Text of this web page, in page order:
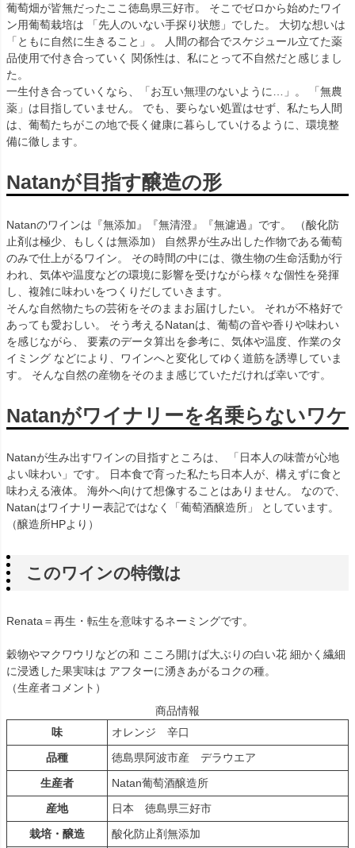
葡萄畑が皆無だったここ徳島県三好市。 そこでゼロから始めたワイ
ン用葡萄栽培は 「先人のいない手探り状態」でした。 大切な想いは
「ともに自然に生きること」。 人間の都合でスケジュール立てた薬
品使用で付き合っていく 関係性は、私にとって不自然だと感じまし
た。
一生付き合っていくなら、「お互い無理のないように…」。 「無農
薬」は目指していません。 でも、要らない処置はせず、私たち人間
は、葡萄たちがこの地で長く健康に暮らしていけるように、環境整
備に徹します。
Natanが目指す醸造の形
Natanのワインは『無添加』『無清澄』『無濾過』です。 （酸化防
止剤は極少、もしくは無添加） 自然界が生み出した作物である葡萄
のみで仕上がるワイン。 その時間の中には、微生物の生命活動が行
われ、気体や温度などの環境に影響を受けながら様々な個性を発揮
し、複雑に味わいをつくりだしていきます。
そんな自然物たちの芸術をそのままお届けしたい。 それが不格好で
あっても愛おしい。 そう考えるNatanは、葡萄の音や香りや味わい
を感じながら、 要素のデータ算出を参考に、気体や温度、作業のタ
イミング などにより、ワインへと変化してゆく道筋を誘導していま
す。 そんな自然の産物をそのまま感じていただければ幸いです。
Natanがワイナリーを名乗らないワケ
Natanが生み出すワインの目指すところは、 「日本人の味蕾が心地
よい味わい」です。 日本食で育った私たち日本人が、構えずに食と
味わえる液体。 海外へ向けて想像することはありません。 なので、
Natanはワイナリー表記ではなく「葡萄酒醸造所」 としています。
（醸造所HPより）
このワインの特徴は
Renata＝再生・転生を意味するネーミングです。
穀物やマクワウリなどの和 こころ開けば大ぶりの白い花 細かく繊細
に浸透した果実味は アフターに湧きあがるコクの種。
（生産者コメント）
商品情報
味
オレンジ 辛口
品種
徳島県阿波市産 デラウエア
生産者
Natan葡萄酒醸造所
産地
日本 徳島県三好市
栽培・醸造
酸化防止剤無添加